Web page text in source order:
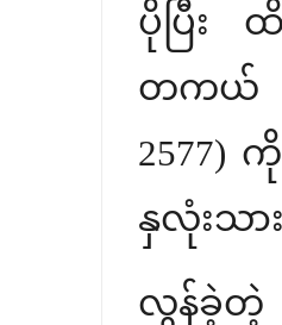
ပိုပြီး
တကယ် ဖ
2577)
နှလုံးသ
လွန်ခဲ့တဲ့